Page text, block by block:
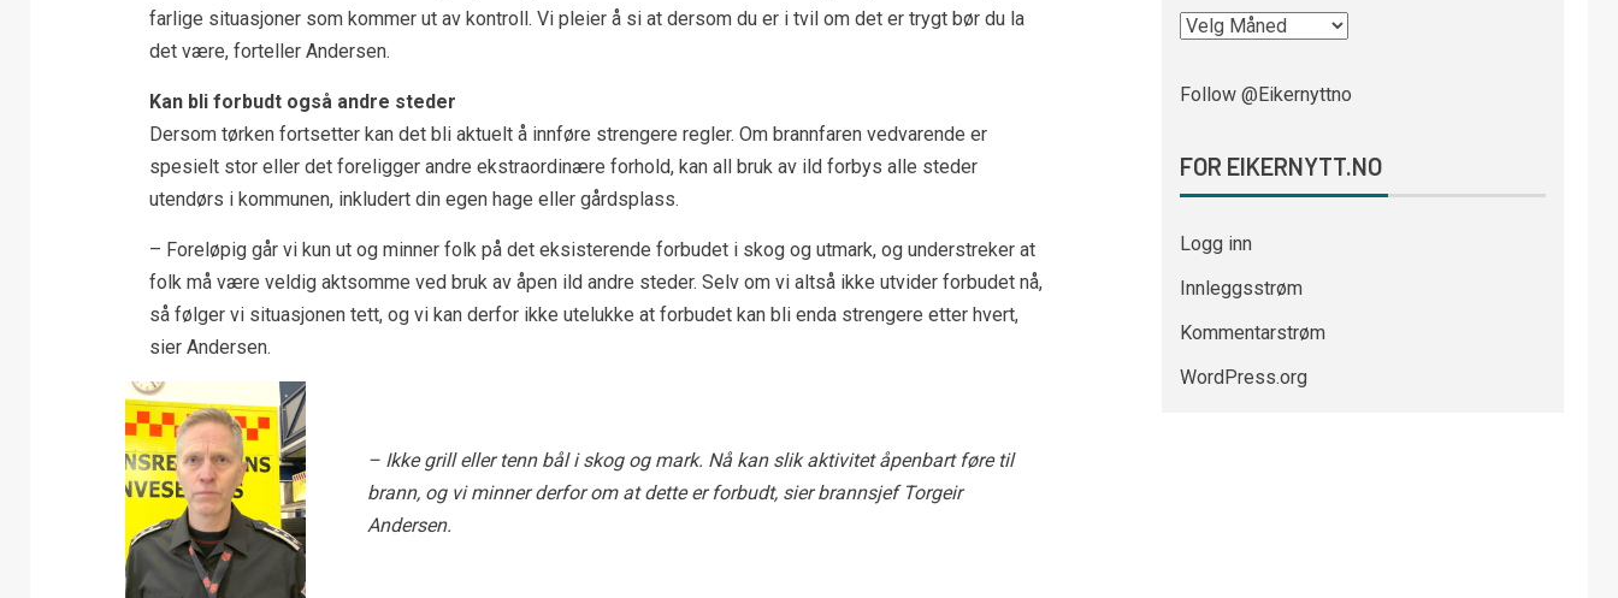
farlige situasjoner som kommer ut av kontroll. Vi pleier å si at dersom du er i tvil om det er trygt bør du la
det være, forteller Andersen.
Kan bli forbudt også andre steder
Dersom tørken fortsetter kan det bli aktuelt å innføre strengere regler. Om brannfaren vedvarende er
spesielt stor eller det foreligger andre ekstraordinære forhold, kan all bruk av ild forbys alle steder
utendørs i kommunen, inkludert din egen hage eller gårdsplass.
– Foreløpig går vi kun ut og minner folk på det eksisterende forbudet i skog og utmark, og understreker at
folk må være veldig aktsomme ved bruk av åpen ild andre steder. Selv om vi altså ikke utvider forbudet nå,
så følger vi situasjonen tett, og vi kan derfor ikke utelukke at forbudet kan bli enda strengere etter hvert,
sier Andersen.
– Ikke grill eller tenn bål i skog og mark. Nå kan slik aktivitet åpenbart føre til
brann, og vi minner derfor om at dette er forbudt, sier brannsjef Torgeir
Andersen.
Follow @Eikernyttno
FOR EIKERNYTT.NO
Logg inn
Innleggsstrøm
Kommentarstrøm
WordPress.org